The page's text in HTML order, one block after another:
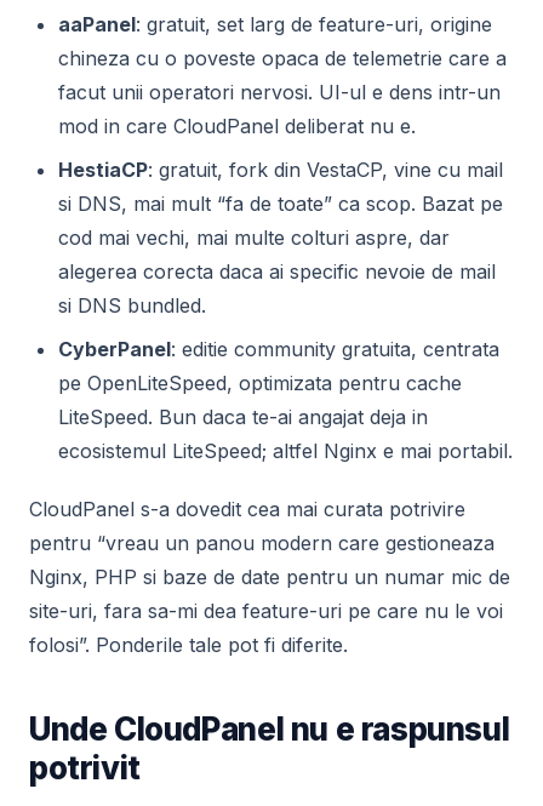
aaPanel: gratuit, set larg de feature-uri, origine
chineza cu o poveste opaca de telemetrie care a
facut unii operatori nervosi. UI-ul e dens intr-un
mod in care CloudPanel deliberat nu e.
HestiaCP: gratuit, fork din VestaCP, vine cu mail
si DNS, mai mult “fa de toate” ca scop. Bazat pe
cod mai vechi, mai multe colturi aspre, dar
alegerea corecta daca ai specific nevoie de mail
si DNS bundled.
CyberPanel: editie community gratuita, centrata
pe OpenLiteSpeed, optimizata pentru cache
LiteSpeed. Bun daca te-ai angajat deja in
ecosistemul LiteSpeed; altfel Nginx e mai portabil.
CloudPanel s-a dovedit cea mai curata potrivire
pentru “vreau un panou modern care gestioneaza
Nginx, PHP si baze de date pentru un numar mic de
site-uri, fara sa-mi dea feature-uri pe care nu le voi
folosi”. Ponderile tale pot fi diferite.
Unde CloudPanel nu e raspunsul
potrivit